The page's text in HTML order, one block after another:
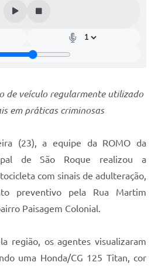
seletiva
de veículo regularmente utilizado
em práticas criminosas
(23), a equipe da ROMO da
de São Roque realizou a
com sinais de adulteração,
preventivo pela Rua Martim
Paisagem Colonial.
região, os agentes visualizaram
uma Honda/CG 125 Titan, cor